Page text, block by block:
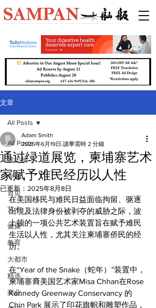
文章
All Posts
波士顿
专题
首页
艺术
健康
教育
大都市
精选
商业
All Posts
通过绿道展览，柬埔寨艺术
家赋予难民经历以人性
Adam Smith
2025年6月19日 讀畢需時 2 分鐘
已更新： 2025年8月8日
在美国移民与难民日益面临拘留、驱逐
出境及法律身份被剥夺的威胁之际，波
士顿的一项公共艺术装置旨在赋予难民
生活以人性，尤其关注柬埔寨侨民的经
历。
在“Year of the Snake（蛇年）”装置中，
柬埔寨裔美国艺术家Misa Chhan在Rose
Kennedy Greenway Conservancy 的
Chin Park 展示了印花旗帜和雕塑作品，